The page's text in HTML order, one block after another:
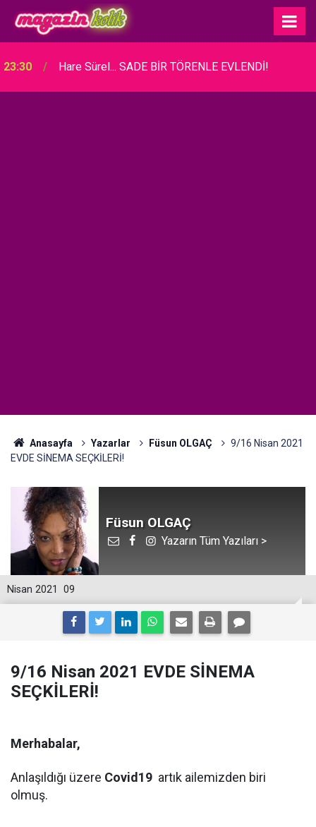
23:30 Hare Sürel... SADE BİR TÖRENLE EVLENDİ!
Anasayfa Yazarlar Füsun OLGAÇ
9/16 Nisan 2021
EVDE SİNEMA SEÇKİLERİ!
Füsun OLGAÇ
Yazarın Tüm Yazıları >
09
Nisan 2021
9/16 Nisan 2021 EVDE SİNEMA
SEÇKİLERİ!
Merhabalar,
Anlaşıldığı üzere Covid19 artık ailemizden biri
olmuş.